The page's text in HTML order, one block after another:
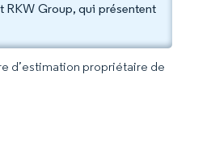
RKW Group, qui présentent
d’estimation propriétaire de